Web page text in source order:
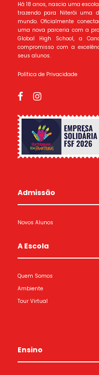
Há 18 anos, nascia uma
trazendo para Niterói uma
mundo. Oficialmente
uma nova parceria com a
Global High School, a
compromisso com a
seus alunos.
Política de Privacidade
Admissão
Novos Alunos
A Escola
Quem Somos
Ambiente
Tour Virtual
Ensino